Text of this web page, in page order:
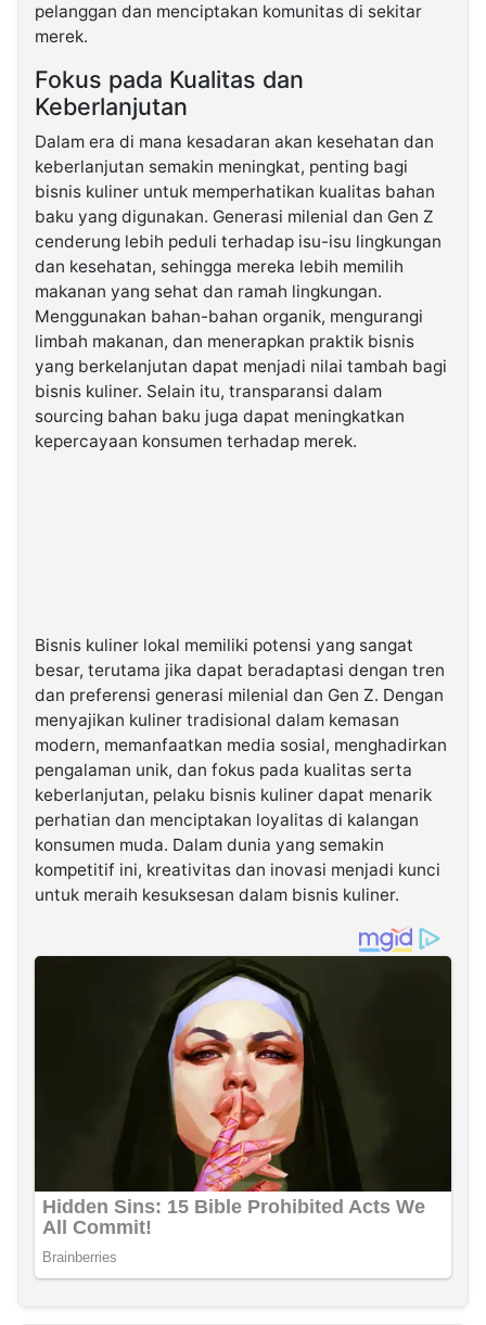
pelanggan dan menciptakan komunitas di sekitar
merek.
Fokus pada Kualitas dan
Keberlanjutan
Dalam era di mana kesadaran akan kesehatan dan
keberlanjutan semakin meningkat, penting bagi
bisnis kuliner untuk memperhatikan kualitas bahan
baku yang digunakan. Generasi milenial dan Gen Z
cenderung lebih peduli terhadap isu-isu lingkungan
dan kesehatan, sehingga mereka lebih memilih
makanan yang sehat dan ramah lingkungan.
Menggunakan bahan-bahan organik, mengurangi
limbah makanan, dan menerapkan praktik bisnis
yang berkelanjutan dapat menjadi nilai tambah bagi
bisnis kuliner. Selain itu, transparansi dalam
sourcing bahan baku juga dapat meningkatkan
kepercayaan konsumen terhadap merek.
Bisnis kuliner lokal memiliki potensi yang sangat
besar, terutama jika dapat beradaptasi dengan tren
dan preferensi generasi milenial dan Gen Z. Dengan
menyajikan kuliner tradisional dalam kemasan
modern, memanfaatkan media sosial, menghadirkan
pengalaman unik, dan fokus pada kualitas serta
keberlanjutan, pelaku bisnis kuliner dapat menarik
perhatian dan menciptakan loyalitas di kalangan
konsumen muda. Dalam dunia yang semakin
kompetitif ini, kreativitas dan inovasi menjadi kunci
untuk meraih kesuksesan dalam bisnis kuliner.